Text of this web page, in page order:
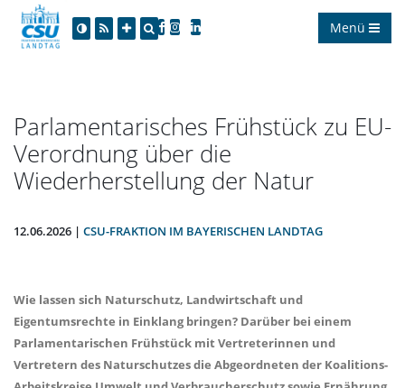
Menü
Parlamentarisches Frühstück zu EU-
Verordnung über die
Wiederherstellung der Natur
12.06.2026 | CSU-FRAKTION IM BAYERISCHEN LANDTAG
Wie lassen sich Naturschutz, Landwirtschaft und
Eigentumsrechte in Einklang bringen? Darüber bei einem
Parlamentarischen Frühstück mit Vertreterinnen und
Vertretern des Naturschutzes die Abgeordneten der Koalitions-